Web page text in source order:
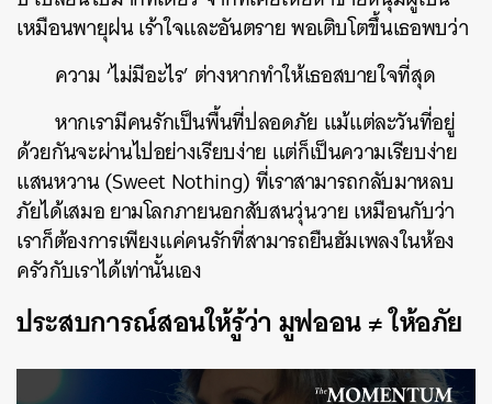
เหมือนพายุฝน เร้าใจและอันตราย พอเติบโตขึ้นเธอพบว่า
ความ ‘ไม่มีอะไร’ ต่างหากทำให้เธอสบายใจที่สุด
หากเรามีคนรักเป็นพื้นที่ปลอดภัย แม้แต่ละวันที่อยู่
ด้วยกันจะผ่านไปอย่างเรียบง่าย แต่ก็เป็นความเรียบง่าย
แสนหวาน (Sweet Nothing) ที่เราสามารถกลับมาหลบ
ภัยได้เสมอ ยามโลกภายนอกสับสนวุ่นวาย เหมือนกับว่า
เราก็ต้องการเพียงแค่คนรักที่สามารถยืนฮัมเพลงในห้อง
ครัวกับเราได้เท่านั้นเอง
ประสบการณ์สอนให้รู้ว่า มูฟออน ≠ ให้อภัย